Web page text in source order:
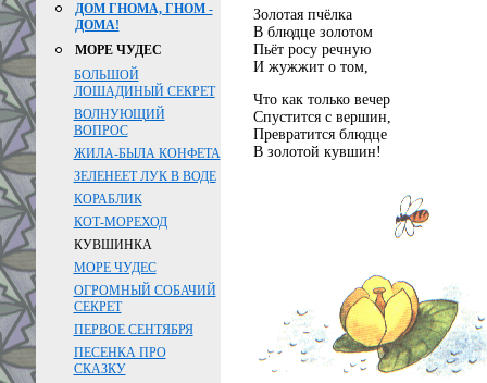
ДОМ ГНОМА, ГНОМ -
ДОМА!
МОРЕ ЧУДЕС
БОЛЬШОЙ
ЛОШАДИНЫЙ СЕКРЕТ
ВОЛНУЮЩИЙ
ВОПРОС
ЖИЛА-БЫЛА КОНФЕТА
ЗЕЛЕНЕЕТ ЛУК В ВОДЕ
КОРАБЛИК
КОТ-МОРЕХОД
КУВШИНКА
МОРЕ ЧУДЕС
ОГРОМНЫЙ СОБАЧИЙ
СЕКРЕТ
ПЕРВОЕ СЕНТЯБРЯ
ПЕСЕНКА ПРО
СКАЗКУ
Золотая пчёлка
В блюдце золотом
Пьёт росу речную
И жужжит о том,
Что как только вечер
Спустится с вершин,
Превратится блюдце
В золотой кувшин!